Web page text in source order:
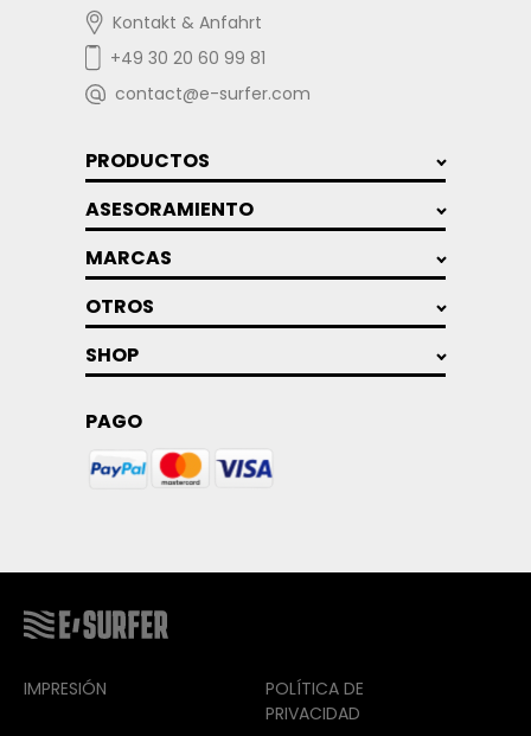
Kontakt & Anfahrt
+49 30 20 60 99 81
contact@e-surfer.com
PRODUCTOS
ASESORAMIENTO
MARCAS
OTROS
SHOP
PAGO
IMPRESIÓN
POLÍTICA DE
PRIVACIDAD